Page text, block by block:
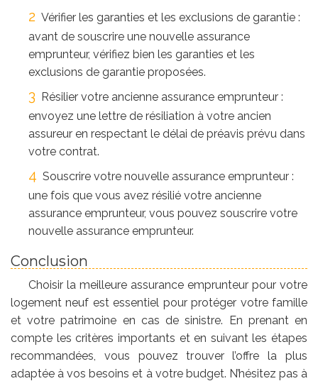
Vérifier les garanties et les exclusions de garantie :
avant de souscrire une nouvelle assurance
emprunteur, vérifiez bien les garanties et les
exclusions de garantie proposées.
Résilier votre ancienne assurance emprunteur :
envoyez une lettre de résiliation à votre ancien
assureur en respectant le délai de préavis prévu dans
votre contrat.
Souscrire votre nouvelle assurance emprunteur :
une fois que vous avez résilié votre ancienne
assurance emprunteur, vous pouvez souscrire votre
nouvelle assurance emprunteur.
Conclusion
Choisir la meilleure assurance emprunteur pour votre
logement neuf est essentiel pour protéger votre famille
et votre patrimoine en cas de sinistre. En prenant en
compte les critères importants et en suivant les étapes
recommandées, vous pouvez trouver l’offre la plus
adaptée à vos besoins et à votre budget. N’hésitez pas à